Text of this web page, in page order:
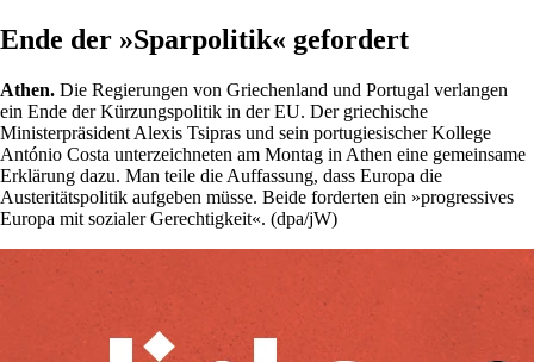
Ende der »Sparpolitik« gefordert
Athen. Die Regierungen von Griechenland und Portugal verlangen
ein Ende der Kürzungspolitik in der EU. Der griechische
Ministerpräsident Alexis Tsipras und sein portugiesischer Kollege
António Costa unterzeichneten am Montag in Athen eine gemeinsame
Erklärung dazu. Man teile die Auffassung, dass Europa die
Austeritätspolitik aufgeben müsse. Beide forderten ein »progressives
Europa mit sozialer Gerechtigkeit«. (dpa/jW)